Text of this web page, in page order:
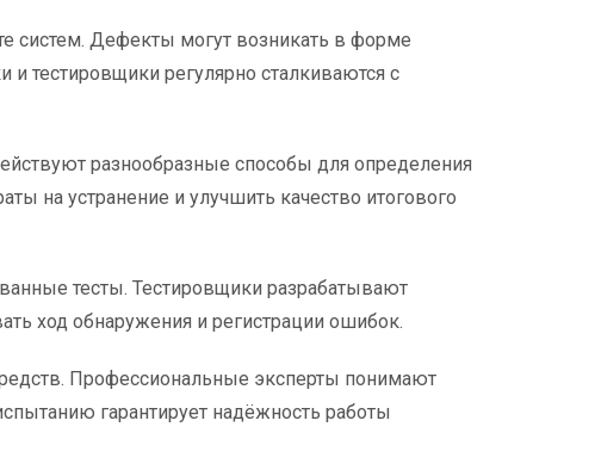
систем. Дефекты могут возникать в форме
тестировщики регулярно сталкиваются с
разнообразные способы для определения
на устранение и улучшить качество итогового
тесты. Тестировщики разрабатывают
ход обнаружения и регистрации ошибок.
Профессиональные эксперты понимают
гарантирует надёжность работы